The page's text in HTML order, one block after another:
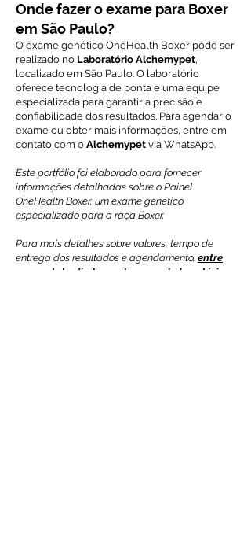
Onde fazer o exame para Boxer
em São Paulo?
O exame genético OneHealth Boxer pode ser
realizado no Laboratório Alchemypet,
localizado em São Paulo. O laboratório
oferece tecnologia de ponta e uma equipe
especializada para garantir a precisão e
confiabilidade dos resultados. Para agendar o
exame ou obter mais informações, entre em
contato com o Alchemypet via WhatsApp.
Este portfólio foi elaborado para fornecer
informações detalhadas sobre o Painel
OneHealth Boxer, um exame genético
especializado para a raça Boxer.
Para mais detalhes sobre valores, tempo de
entrega dos resultados e agendamento, entre
em contato diretamente com o Laboratório